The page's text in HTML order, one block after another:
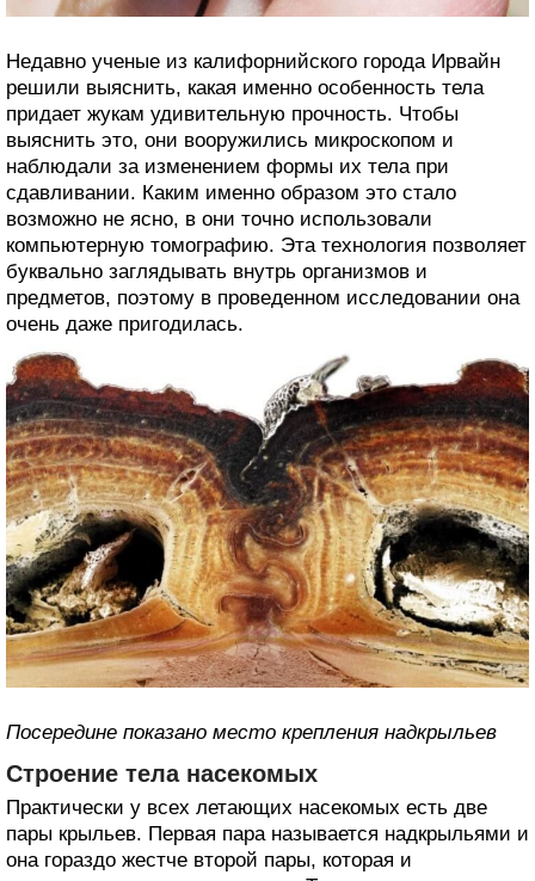
Недавно ученые из калифорнийского города Ирвайн
решили выяснить, какая именно особенность тела
придает жукам удивительную прочность. Чтобы
выяснить это, они вооружились микроскопом и
наблюдали за изменением формы их тела при
сдавливании. Каким именно образом это стало
возможно не ясно, в они точно использовали
компьютерную томографию. Эта технология позволяет
буквально заглядывать внутрь организмов и
предметов, поэтому в проведенном исследовании она
очень даже пригодилась.
Посередине показано место крепления надкрыльев
Строение тела насекомых
Практически у всех летающих насекомых есть две
пары крыльев. Первая пара называется надкрыльями и
она гораздо жестче второй пары, которая и